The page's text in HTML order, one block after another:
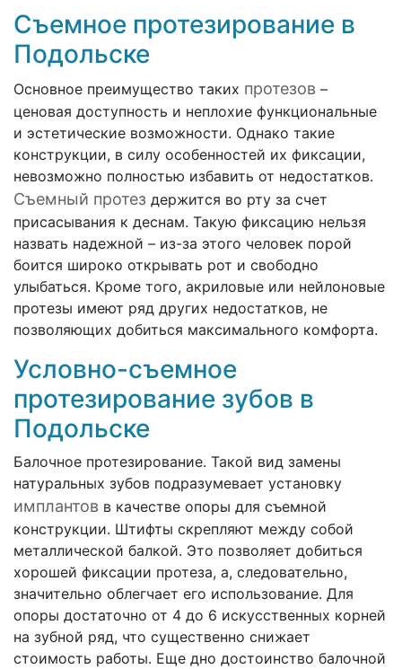
Съемное протезирование в
Подольске
Основное преимущество таких протезов –
ценовая доступность и неплохие функциональные
и эстетические возможности. Однако такие
конструкции, в силу особенностей их фиксации,
невозможно полностью избавить от недостатков.
Съемный протез держится во рту за счет
присасывания к деснам. Такую фиксацию нельзя
назвать надежной – из-за этого человек порой
боится широко открывать рот и свободно
улыбаться. Кроме того, акриловые или нейлоновые
протезы имеют ряд других недостатков, не
позволяющих добиться максимального комфорта.
Условно-съемное
протезирование зубов в
Подольске
Балочное протезирование. Такой вид замены
натуральных зубов подразумевает установку
имплантов в качестве опоры для съемной
конструкции. Штифты скрепляют между собой
металлической балкой. Это позволяет добиться
хорошей фиксации протеза, а, следовательно,
значительно облегчает его использование. Для
опоры достаточно от 4 до 6 искусственных корней
на зубной ряд, что существенно снижает
стоимость работы. Еще дно достоинство балочной